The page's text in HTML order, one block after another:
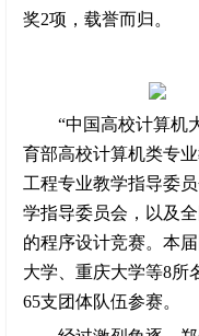
奖2项，载誉而归。
“中国高校计算机
育部高校计算机类专
工程专业教学指导委
学指导委员会，以及
的程序设计竞赛。本
大学、重庆大学等8所
65支团体队伍参赛。